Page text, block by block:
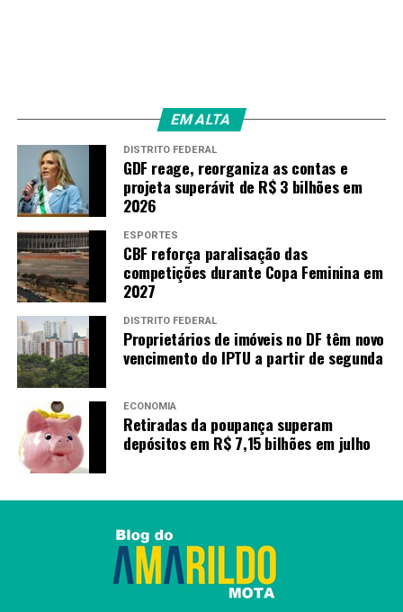
EM ALTA
DISTRITO FEDERAL
GDF reage, reorganiza as contas e
projeta superávit de R$ 3 bilhões em
2026
ESPORTES
CBF reforça paralisação das
competições durante Copa Feminina em
2027
DISTRITO FEDERAL
Proprietários de imóveis no DF têm novo
vencimento do IPTU a partir de segunda
ECONOMIA
Retiradas da poupança superam
depósitos em R$ 7,15 bilhões em julho